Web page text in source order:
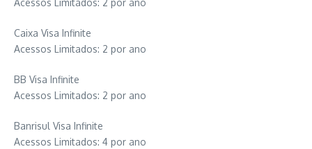
Acessos Limitados: 2 por ano
Caixa Visa Infinite
Acessos Limitados: 2 por ano
BB Visa Infinite
Acessos Limitados: 2 por ano
Banrisul Visa Infinite
Acessos Limitados: 4 por ano